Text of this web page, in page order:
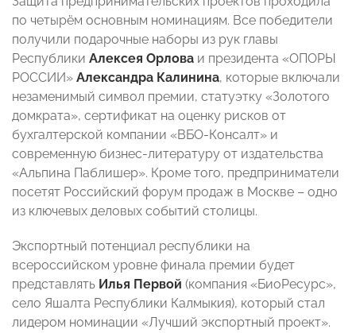
по четырём основным номинациям. Все победители
получили подарочные наборы из рук главы
Республики Алексея Орлова и президента «ОПОРЫ
РОССИИ» Александра Калинина, которые включали
незаменимый символ премии, статуэтку «Золотого
домкрата», сертификат на оценку рисков от
бухгалтерской компании «ВБО-Консалт» и
современную бизнес-литературу от издательства
«Альпина Паблишер». Кроме того, предприниматели
посетят Российский форум продаж в Москве – одно
из ключевых деловых событий столицы.
Экспортный потенциал республики на
всероссийском уровне финала премии будет
представлять Илья Первой (компания «БиоРесурс»,
село Яшалта Республики Калмыкия), который стал
лидером номинации «Лучший экспортный проект».